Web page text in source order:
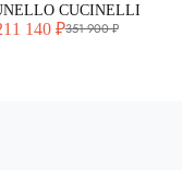
CUCINELLI
140 ₽351 900 ₽